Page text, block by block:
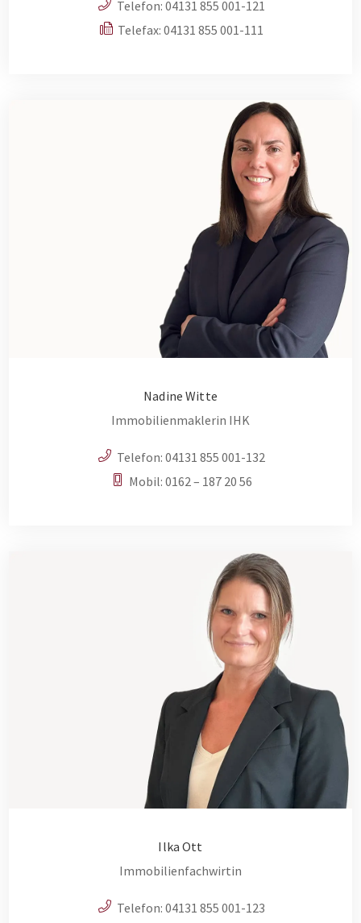
Telefon: 04131 855 001-121
Telefax: 04131 855 001-111
Nadine Witte
Immobilienmaklerin IHK
Telefon: 04131 855 001-132
Mobil:0162 – 187 20 56
Ilka Ott
Immobilienfachwirtin
Telefon: 04131 855 001-123